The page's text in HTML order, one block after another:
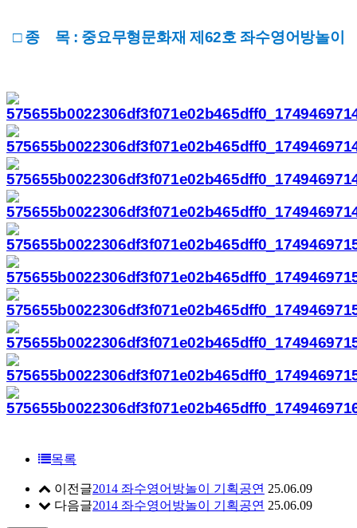
□ 종 목 : 중요무형문화재 제62호 좌수영어방놀이
목록
이전글2014 좌수영어방놀이 기획공연 25.06.09
다음글2014 좌수영어방놀이 기획공연 25.06.09